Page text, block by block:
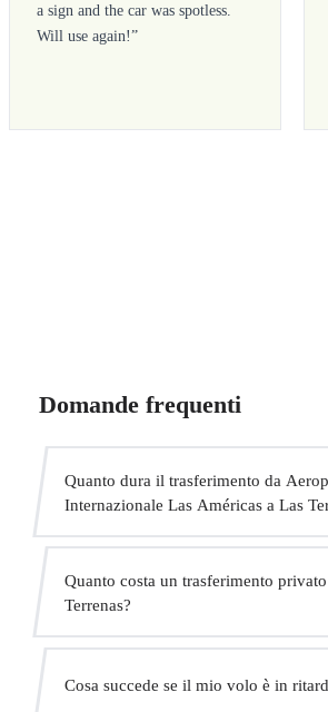
a sign and the car was spotless.
Will use again!”
Domande frequenti
Quanto dura il trasferimento da
Internazionale Las Américas a Las
Quanto costa un trasferimento
Terrenas?
prezzo fisso immediato. Senza costi
Cosa succede se il mio volo è in